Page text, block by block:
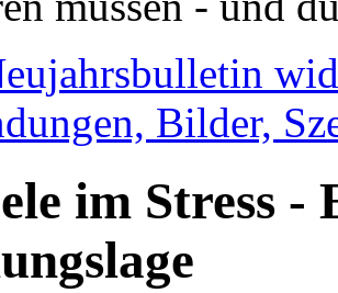
Bilder,
im Stress -